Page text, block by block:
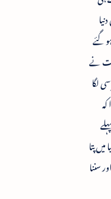
گئے
نے
لگا
پتا
سننا